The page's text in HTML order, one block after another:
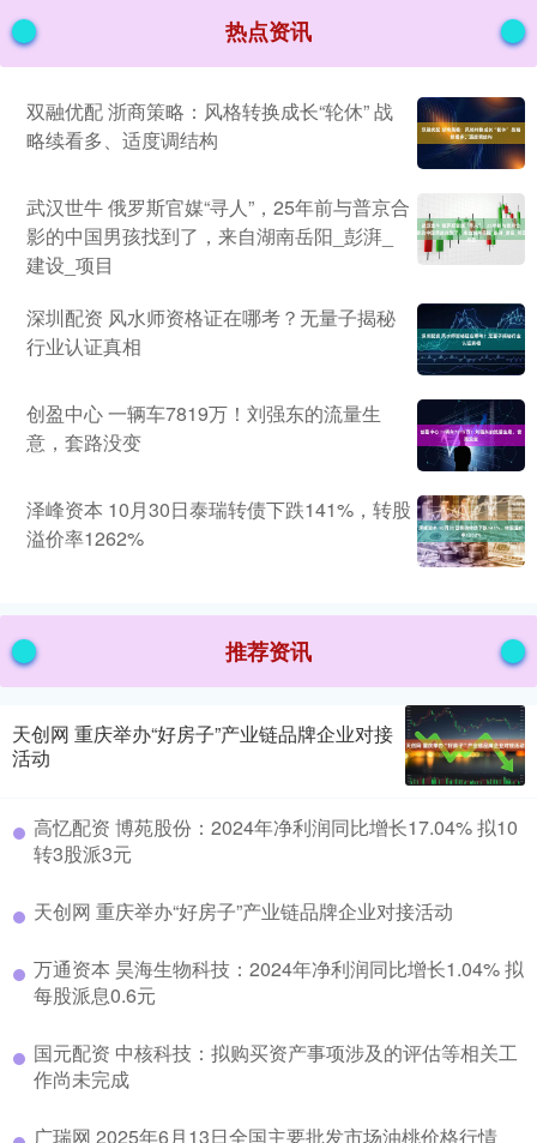
热点资讯
双融优配 浙商策略：风格转换成长“轮休” 战
略续看多、适度调结构
武汉世牛 俄罗斯官媒“寻人”，25年前与普京合
影的中国男孩找到了，来自湖南岳阳_彭湃_
建设_项目
深圳配资 风水师资格证在哪考？无量子揭秘
行业认证真相
创盈中心 一辆车7819万！刘强东的流量生
意，套路没变
泽峰资本 10月30日泰瑞转债下跌141%，转股
溢价率1262%
推荐资讯
天创网 重庆举办“好房子”产业链品牌企业对接
活动
高忆配资 博苑股份：2024年净利润同比增长17.04% 拟10
转3股派3元
天创网 重庆举办“好房子”产业链品牌企业对接活动
万通资本 昊海生物科技：2024年净利润同比增长1.04% 拟
每股派息0.6元
国元配资 中核科技：拟购买资产事项涉及的评估等相关工
作尚未完成
广瑞网 2025年6月13日全国主要批发市场油桃价格行情